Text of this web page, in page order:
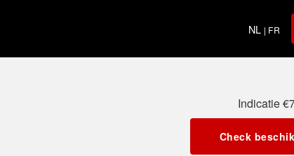
NL | FR
Indicatie
Check